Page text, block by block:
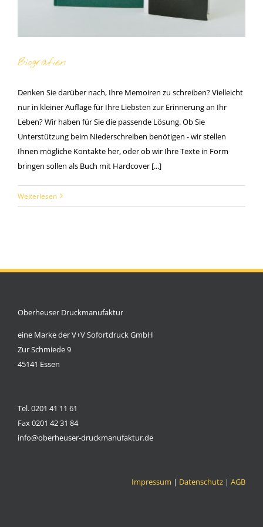
Biografien
Denken Sie darüber nach, Ihre Memoiren zu schreiben? Vielleicht
nur in kleiner Auflage für Ihre Liebsten zur Erinnerung an Ihr
Leben? Wir haben für Sie die passende Lösung. Ob Sie
Unterstützung beim Niederschreiben benötigen - wir stellen
Ihnen mögliche Kontakte her, oder ob wir Ihre Texte in Form
bringen sollen als Buch mit Hardcover [...]
Weiterlesen
Oberheuser Druckmanufaktur
eine Marke der V+V Sofortdruck GmbH
Zur Schmiede 9
45141 Essen
Tel. 0201 41 11 61
Fax 0201 42 31 84
info@oberheuser-druckmanufaktur.de
Impressum | Datenschutz | AGB